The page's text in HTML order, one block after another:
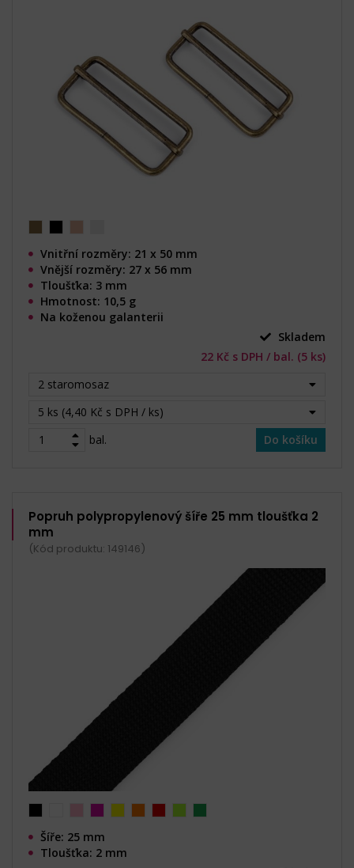
Vnitřní rozměry: 21 x 50 mm
Vnější rozměry: 27 x 56 mm
Tloušťka: 3 mm
Hmotnost: 10,5 g
Na koženou galanterii
Skladem
22 Kč s DPH / bal. (5 ks)
2 staromosaz
5 ks (4,40 Kč s DPH / ks)
bal.
Do košíku
Popruh polypropylenový šíře 25 mm tloušťka 2
mm
(Kód produktu: 149146)
Šíře: 25 mm
Tloušťka: 2 mm